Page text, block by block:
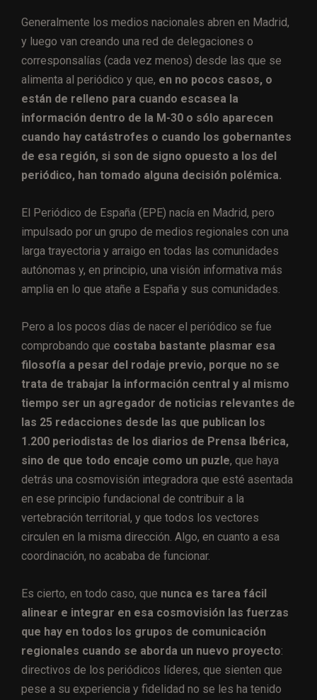
Generalmente los medios nacionales abren en Madrid,
y luego van creando una red de delegaciones o
corresponsalías (cada vez menos) desde las que se
alimenta al periódico y que, en no pocos casos, o
están de relleno para cuando escasea la
información dentro de la M-30 o sólo aparecen
cuando hay catástrofes o cuando los gobernantes
de esa región, si son de signo opuesto a los del
periódico, han tomado alguna decisión polémica.
El Periódico de España (EPE) nacía en Madrid, pero
impulsado por un grupo de medios regionales con una
larga trayectoria y arraigo en todas las comunidades
autónomas y, en principio, una visión informativa más
amplia en lo que atañe a España y sus comunidades.
Pero a los pocos días de nacer el periódico se fue
comprobando que costaba bastante plasmar esa
filosofía a pesar del rodaje previo, porque no se
trata de trabajar la información central y al mismo
tiempo ser un agregador de noticias relevantes de
las 25 redacciones desde las que publican los
1.200 periodistas de los diarios de Prensa Ibérica,
sino de que todo encaje como un puzle, que haya
detrás una cosmovisión integradora que esté asentada
en ese principio fundacional de contribuir a la
vertebración territorial, y que todos los vectores
circulen en la misma dirección. Algo, en cuanto a esa
coordinación, no acababa de funcionar.
Es cierto, en todo caso, que nunca es tarea fácil
alinear e integrar en esa cosmovisión las fuerzas
que hay en todos los grupos de comunicación
regionales cuando se aborda un nuevo proyecto:
directivos de los periódicos líderes, que sienten que
pese a su experiencia y fidelidad no se les ha tenido